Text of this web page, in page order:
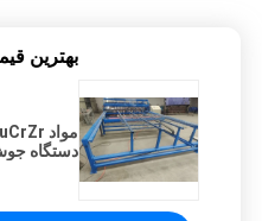
بهترين
دستگاه